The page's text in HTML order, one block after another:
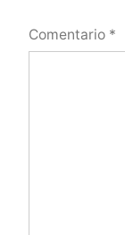
Comentario *